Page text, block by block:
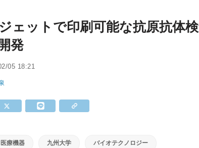
ェットで印刷可能な抗原抗体
発
05 18:21
医療機器 九州大学 バイオテクノロジー